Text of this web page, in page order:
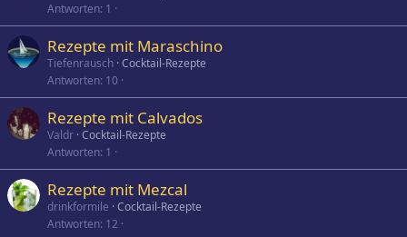
Antworten 1
Rezepte mit Maraschino
Tiefenrausch Cocktail-Rezepte
Antworten 10
Rezepte mit Calvados
Valdr Cocktail-Rezepte
Antworten 1
Rezepte mit Mezcal
drinkformile Cocktail-Rezepte
Antworten 12